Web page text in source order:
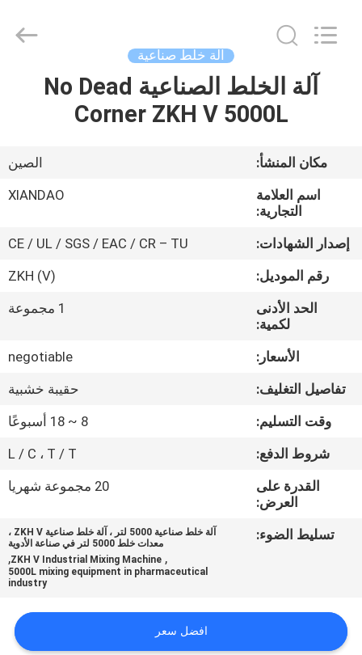
الصفحة
الرئيسية
منتجات
معلومات
عنا
جولة
المعمل
مراقبة
الجودة
اتصل
اطلب
اقتباس
Technology
آلة خلط صناعية
آلة الخلط الصناعية No Dead
Corner ZKH V 5000L
مكان المنشأ:
الصين
اسم العلامة
التجارية:
XIANDAO
إصدار الشهادات:
CE / UL / SGS / EAC / CR – TU
رقم الموديل:
ZKH (V)
الحد الأدنى
لكمية:
1 مجموعة
الأسعار:
negotiable
تفاصيل التغليف:
حقيبة خشبية
وقت التسليم:
8 ~ 18 أسبوعًا
شروط الدفع:
L / C ، T / T
القدرة على
العرض:
20 مجموعة شهريا
تسليط الضوء:
آلة خلط صناعية 5000 لتر ، آلة خلط صناعية ZKH V ،
معدات خلط 5000 لتر في صناعة الأدوية
,
ZKH V Industrial Mixing Machine
,
5000L mixing equipment in pharmaceutical
industry
افضل سعر